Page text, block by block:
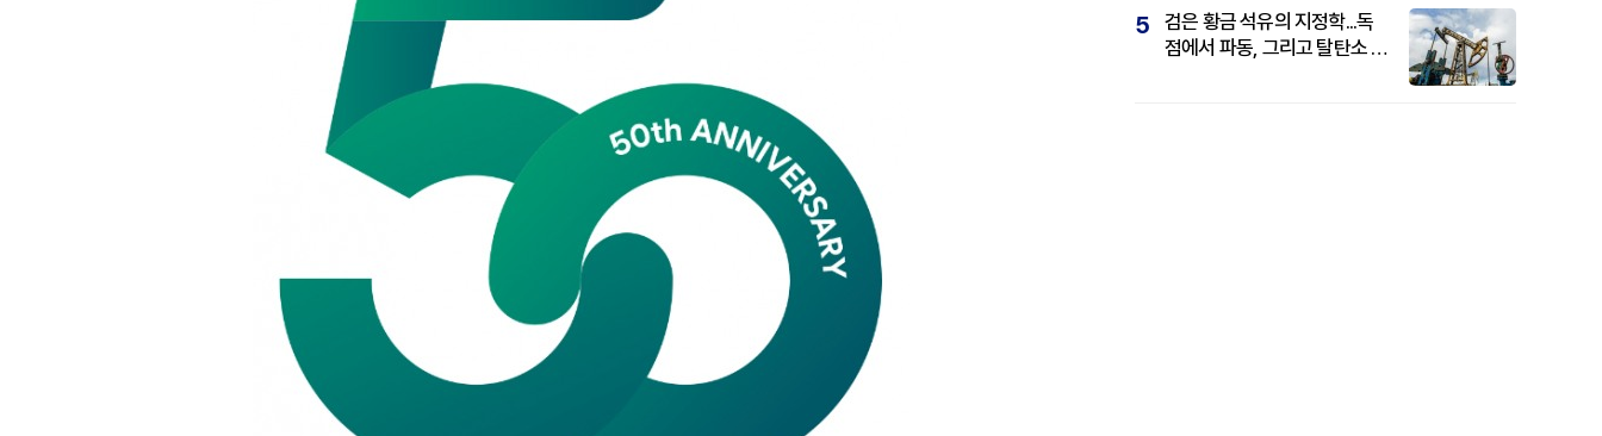
5
검은 황금 석유의 지정학...독
점에서 파동, 그리고 탈탄소 패